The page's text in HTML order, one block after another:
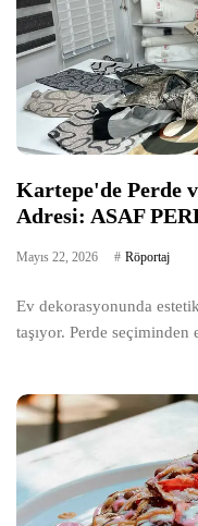
Kartepe'de Perde
Adresi: ASAF
Mayıs 22, 2026 Röportaj
Ev dekorasyonunda
taşıyor. Perde seçiminden